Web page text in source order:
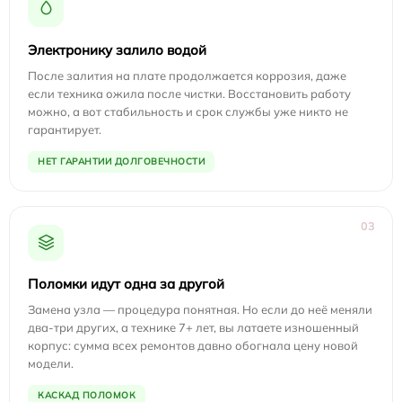
Электронику залило водой
После залития на плате продолжается коррозия, даже
если техника ожила после чистки. Восстановить работу
можно, а вот стабильность и срок службы уже никто не
гарантирует.
НЕТ ГАРАНТИИ ДОЛГОВЕЧНОСТИ
03
Поломки идут одна за другой
Замена узла — процедура понятная. Но если до неё меняли
два-три других, а технике 7+ лет, вы латаете изношенный
корпус: сумма всех ремонтов давно обогнала цену новой
модели.
КАСКАД ПОЛОМОК